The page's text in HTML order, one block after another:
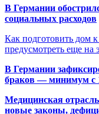
В Германии
социальных расходов
Как подготовить дом
предусмотреть еще на
В Германии
браков — минимум с
Медицинская
новые законы,